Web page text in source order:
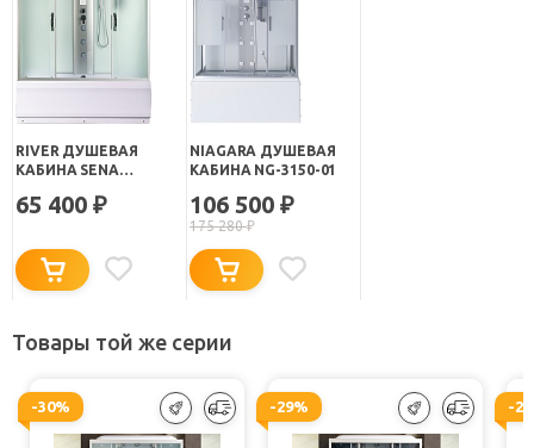
RIVER ДУШЕВАЯ
КАБИНА SENA
65 400 ₽
NIAGARA ДУШЕВАЯ
КАБИНА NG-3150-01
106 500 ₽
175 280₽
Товары той же серии
-30% -29% -